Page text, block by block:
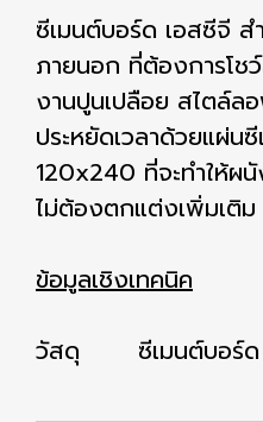
ซีเมนต์บอร์ด เอสซีจี ส
ภายนอก ที่ต้องการโช
งานปูนเปลือย สไตล์ล
ประหยัดเวลาด้วยแผ่น
120x240 ที่จะทำให้ผ
ไม่ต้องตกแต่งเพิ่มเติม
ข้อมูลเชิงเทคนิค
วัสดุ ซีเมนต์บอร์ด